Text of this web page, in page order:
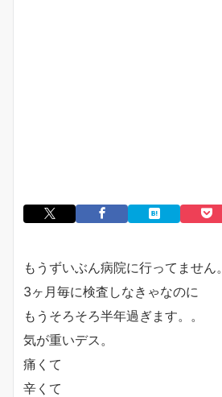
もうずいぶん病院に行ってません。
3ヶ月毎に検査しなきゃなのに
もうそろそろ半年過ぎます。。
気が重いデス。
痛くて
辛くて